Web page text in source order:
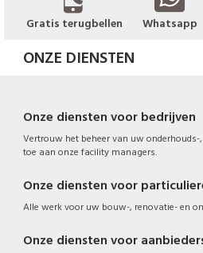
Gratis terugbellen Whatsapp
ONZE DIENSTEN
Onze diensten voor bedrijven
Vertrouw het beheer van uw
toe aan onze facility managers.
Onze diensten voor
Alle werk voor uw bouw-, renovatie- en
Onze diensten voor